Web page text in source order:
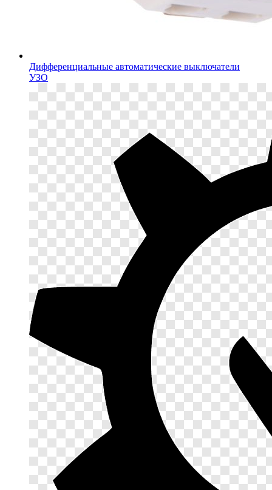
Дифференциальные автоматические выключатели
УЗО